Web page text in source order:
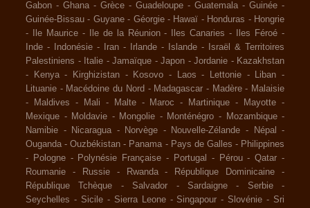
Gabon - Ghana - Grèce - Guadeloupe - Guatemala - Guinée -
Guinée-Bissau - Guyane - Géorgie - Hawaï - Honduras - Hongrie
-
Ile Maurice - Ile de la Réunion - Iles Canaries - Iles Féroé -
Inde - Indonésie - Iran - Irlande - Islande -
Israël & Territoires
Palestiniens - Italie - Jamaïque - Japon - Jordanie - Kazakhstan
-
Kenya - Kirghizistan - Kosovo - Laos - Lettonie - Liban -
Lituanie - Macédoine du Nord - Madagascar - Madère - Malaisie
-
Maldives - Mali - Malte - Maroc - Martinique - Mayotte -
Mexique - Moldavie - Mongolie - Monténégro - Mozambique -
Namibie - Nicaragua - Norvège - Nouvelle-Zélande - Népal
-
Ouganda -Ouzbékistan - Panama - Pays de Galles - Philippines
-
Pologne - Polynésie Française - Portugal - Pérou -Qatar -
Roumanie
- Russie - Rwanda - République Dominicaine
-
République Tchèque
- Salvador - Sardaigne - Serbie
-
Seychelles - Sicile - Sierra Leone - Singapour - Slovénie - Sri